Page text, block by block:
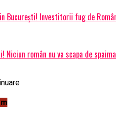
București! Investitorii fug de
Niciun român nu va scapa de